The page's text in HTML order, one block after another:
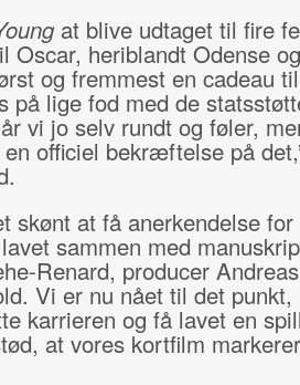
at blive udtaget til fire
Oscar, heriblandt Odense
og fremmest en cadeau
på lige fod med de
vi jo selv rundt og føler,
officiel bekræftelse på
skønt at få anerkendelse
sammen med
Renard, producer
Vi er nu nået til det
karrieren og få lavet en
at vores kortfilm